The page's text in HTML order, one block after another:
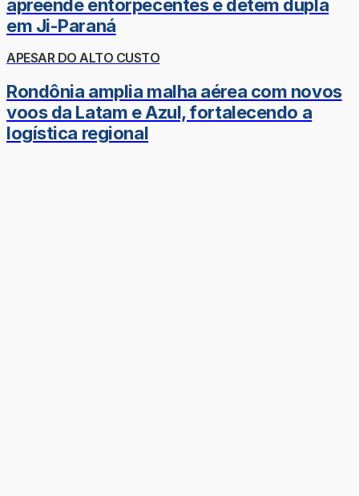
apreende entorpecentes e detém dupla
em Ji-Paraná
APESAR DO ALTO CUSTO
Rondônia amplia malha aérea com novos
voos da Latam e Azul, fortalecendo a
logística regional